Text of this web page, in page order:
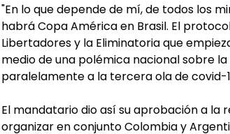
"En lo que depende de mí, de todos los
habrá Copa América en Brasil. El
Libertadores y la Eliminatoria que
medio de una polémica nacional sobre
paralelamente a la tercera ola de covid-
El mandatario dio así su aprobación a
organizar en conjunto Colombia y